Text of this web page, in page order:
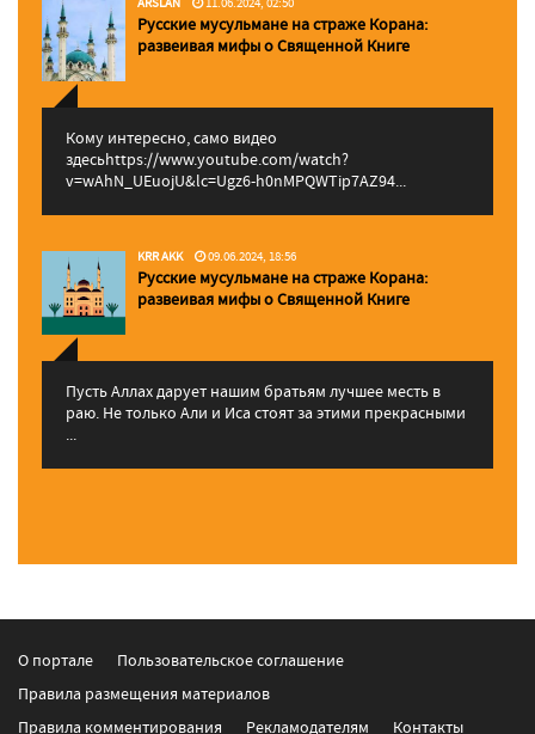
Русские мусульмане на страже Корана:
pазвеивая мифы о Священной Книге
Кому интересно, само видео
здесьhttps://www.youtube.com/watch?
v=wAhN_UEuojU&lc=Ugz6-h0nMPQWTip7AZ94...
KRR AKK 09.06.2024, 18:56
Русские мусульмане на страже Корана:
pазвеивая мифы о Священной Книге
Пусть Аллах дарует нашим братьям лучшее месть в
раю. Не только Али и Иса стоят за этими прекрасными
...
О портале
Пользовательское соглашение
Правила размещения материалов
Правила комментирования
Рекламодателям Контакты